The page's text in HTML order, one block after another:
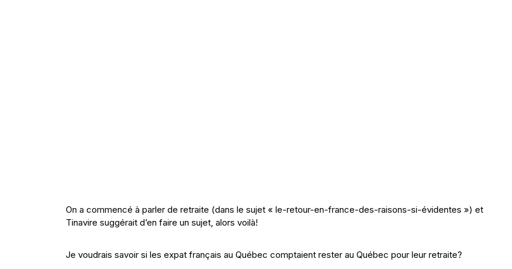
On a commencé à parler de retraite (dans le sujet « le-retour-en-france-des-raisons-si-évidentes ») et
Tinavire suggérait d’en faire un sujet, alors voilà!
Je voudrais savoir si les expat français au Québec comptaient rester au Québec pour leur retraite?